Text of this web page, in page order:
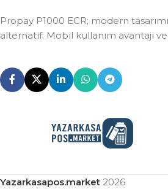
Propay P1000 ECR; modern
alternatif. Mobil kullanım avantajı
Yazarkasapos.market 2026